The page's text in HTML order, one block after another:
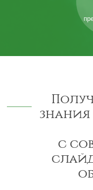
знания
с